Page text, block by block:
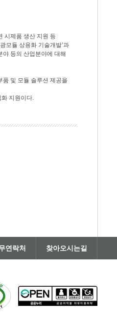
시제품 생산 지원 등
모듈 상용화 기술개발’과
야 등의 산업분야에 대해
품 및 모듈 솔루션 제공을
지원이다.
연락처 찾아오시는길